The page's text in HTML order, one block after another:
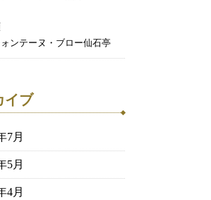
ンテーヌ・ブロー仙石亭
イブ
7月
5月
4月